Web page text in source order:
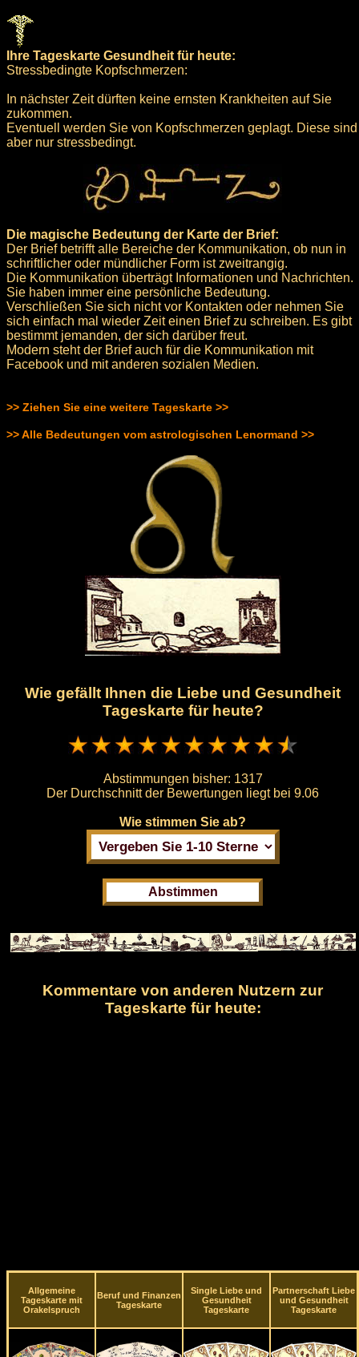
Ihre Tageskarte Gesundheit für heute:
Stressbedingte Kopfschmerzen:
In nächster Zeit dürften keine ernsten Krankheiten auf Sie
zukommen.
Eventuell werden Sie von Kopfschmerzen geplagt. Diese sind
aber nur stressbedingt.
Die magische Bedeutung der Karte der Brief:
Der Brief betrifft alle Bereiche der Kommunikation, ob nun in
schriftlicher oder mündlicher Form ist zweitrangig.
Die Kommunikation überträgt Informationen und Nachrichten.
Sie haben immer eine persönliche Bedeutung.
Verschließen Sie sich nicht vor Kontakten oder nehmen Sie
sich einfach mal wieder Zeit einen Brief zu schreiben. Es gibt
bestimmt jemanden, der sich darüber freut.
Modern steht der Brief auch für die Kommunikation mit
Facebook und mit anderen sozialen Medien.
>> Ziehen Sie eine weitere Tageskarte >>
>> Alle Bedeutungen vom astrologischen Lenormand >>
Wie gefällt Ihnen die Liebe und Gesundheit
Tageskarte für heute?
Abstimmungen bisher: 1317
Der Durchschnitt der Bewertungen liegt bei 9.06
Wie stimmen Sie ab?
Kommentare von anderen Nutzern zur
Tageskarte für heute:
Allgemeine
Tageskarte mit
Orakelspruch
Beruf und Finanzen
Tageskarte
Single Liebe und
Gesundheit
Tageskarte
Partnerschaft Liebe
und Gesundheit
Tageskarte